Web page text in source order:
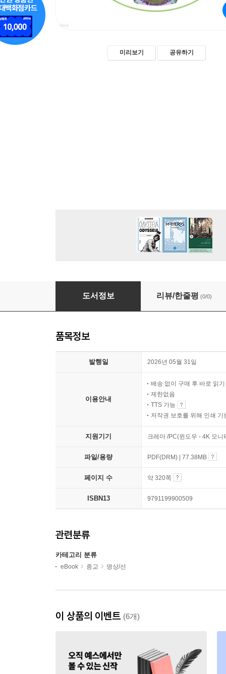
미리보기 공유하기
온(on)통(通) 생명사랑교실 : 봄·여름편
도서정보 리뷰/한줄평 (0/0)
품목정보
발행일 2026년 05월 31일
이용안내
배송 없이 구매 후 바로 읽기
제한없음
TTS 가능
저작권 보호를 위해 인쇄 기
지원기기 크레마 /PC(윈도우 - 4K 모
파일/용량 PDF(DRM) | 77.38MB
페이지 수 약 320쪽
ISBN13 9791199900509
관련분류
카테고리 분류
eBook 종교 명상/선
이 상품의 이벤트 (6개)